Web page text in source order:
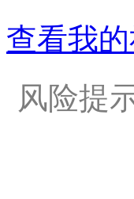
查看我
风险提